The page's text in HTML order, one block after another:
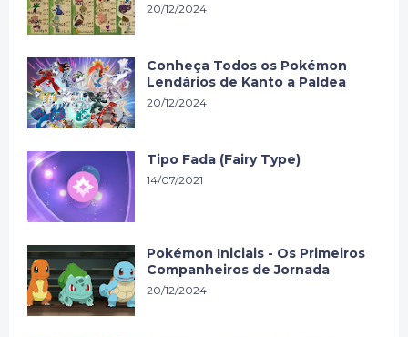
20/12/2024
Conheça Todos os Pokémon
Lendários de Kanto a Paldea
20/12/2024
Tipo Fada (Fairy Type)
14/07/2021
Pokémon Iniciais - Os Primeiros
Companheiros de Jornada
20/12/2024